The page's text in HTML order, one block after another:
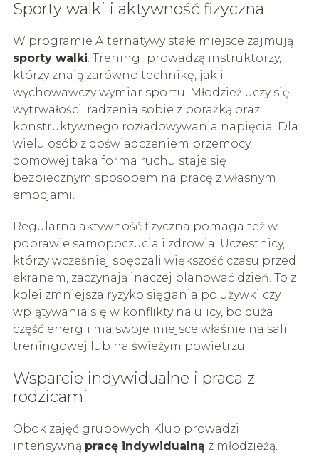
Sporty walki i aktywność fizyczna
W programie Alternatywy stałe miejsce zajmują
sporty walki. Treningi prowadzą instruktorzy,
którzy znają zarówno technikę, jak i
wychowawczy wymiar sportu. Młodzież uczy się
wytrwałości, radzenia sobie z porażką oraz
konstruktywnego rozładowywania napięcia. Dla
wielu osób z doświadczeniem przemocy
domowej taka forma ruchu staje się
bezpiecznym sposobem na pracę z własnymi
emocjami.
Regularna aktywność fizyczna pomaga też w
poprawie samopoczucia i zdrowia. Uczestnicy,
którzy wcześniej spędzali większość czasu przed
ekranem, zaczynają inaczej planować dzień. To z
kolei zmniejsza ryzyko sięgania po używki czy
wplątywania się w konflikty na ulicy, bo duża
część energii ma swoje miejsce właśnie na sali
treningowej lub na świeżym powietrzu.
Wsparcie indywidualne i praca z
rodzicami
Obok zajęć grupowych Klub prowadzi
intensywną pracę indywidualną z młodzieżą.